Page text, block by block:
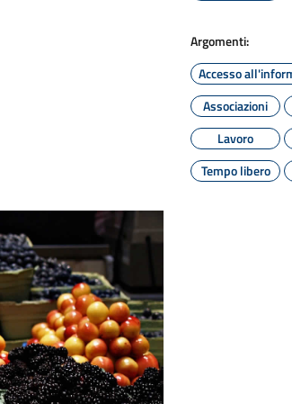
Argomenti:
Accesso
Associazioni
Lavoro
Tempo libero